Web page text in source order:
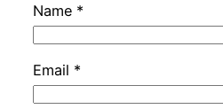
Name *
Email *